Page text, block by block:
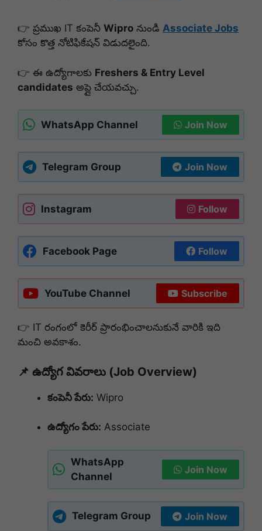
👉 ప్రముఖ IT కంపెనీ Wipro నుండి Associate Jobs
కోసం కొత్త నోటిఫికేషన్ విడుదలైంది.
👉 ఈ ఉద్యోగాలకు Freshers & Entry Level
candidates అప్లై చేయవచ్చు.
WhatsApp Channel Join Now
Telegram Group Join Now
Instagram Follow
Facebook Page Follow
YouTube Channel Subscribe
👉 IT రంగంలో కెరీర్ ప్రారంభించాలనుకునే వారికి ఇది
మంచి అవకాశం.
📌 ఉద్యోగ వివరాలు (Job Overview)
కంపెనీ పేరు: Wipro
ఉద్యోగం పేరు: Associate
WhatsApp
Channel
Join Now
Telegram Group Join Now